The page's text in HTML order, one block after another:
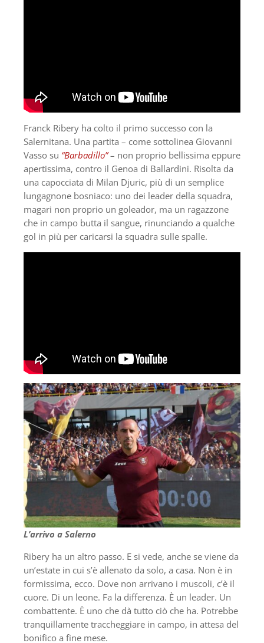
Franck Ribery ha colto il primo successo con la
Salernitana. Una partita – come sottolinea Giovanni
Vasso su “Barbadillo”– non proprio bellissima eppure
apertissima, contro il Genoa di Ballardini. Risolta da
una capocciata di Milan Djuric, più di un semplice
lungagnone bosniaco: uno dei leader della squadra,
magari non proprio un goleador, ma un ragazzone
che in campo butta il sangue, rinunciando a qualche
gol in più per caricarsi la squadra sulle spalle.
L’arrivo a Salerno
Ribery ha un altro passo. E si vede, anche se viene da
un’estate in cui s’è allenato da solo, a casa. Non è in
formissima, ecco. Dove non arrivano i muscoli, c’è il
cuore. Di un leone. Fa la differenza. È un leader. Un
combattente. È uno che dà tutto ciò che ha. Potrebbe
tranquillamente traccheggiare in campo, in attesa del
bonifico a fine mese.